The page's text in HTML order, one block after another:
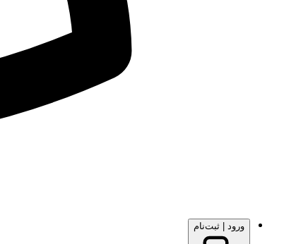
ورود | ثبت‌نام